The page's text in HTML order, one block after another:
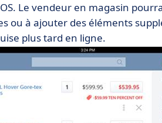
Le vendeur en magasin
ou à ajouter des éléments
plus tard en ligne.